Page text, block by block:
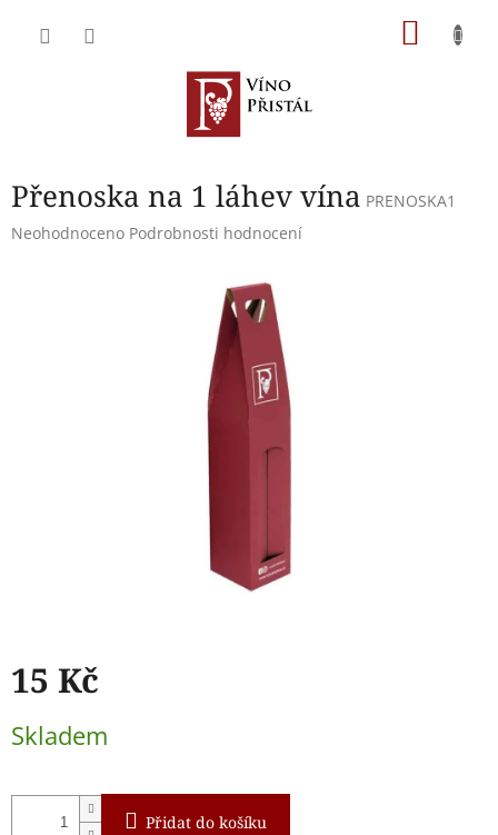
Přenoska na 1 láhev vína PRENOSKA1
Průměrné
Neohodnoceno Podrobnosti hodnocení
15 Kč
cena:
Skladem
Přidat do košíku